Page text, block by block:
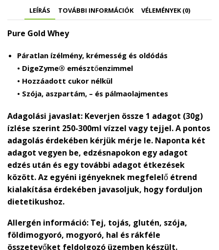
LEÍRÁS TOVÁBBI INFORMÁCIÓK VÉLEMÉNYEK (0)
Pure Gold Whey
Páratlan ízélmény, krémesség és oldódás
• DigeZyme® emésztőenzimmel
• Hozzáadott cukor nélkül
• Szója, aszpartám, – és pálmaolajmentes
Adagolási javaslat: Keverjen össze 1 adagot (30g)
ízlése szerint 250-300ml vízzel vagy tejjel. A pontos
adagolás érdekében kérjük mérje le. Naponta két
adagot vegyen be, edzésnapokon egy adagot
edzés után és egy további adagot étkezések
között. Az egyéni igényeknek megfelelő étrend
kialakítása érdekében javasoljuk, hogy forduljon
dietetikushoz.
Allergén információ: Tej, tojás, glutén, szója,
földimogyoró, mogyoró, hal és rákféle
összetevőket feldolgozó üzemben készült.